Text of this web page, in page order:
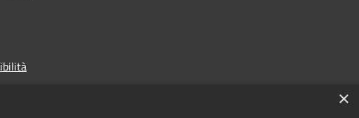
×